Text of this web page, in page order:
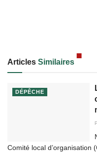
Articles Similaires
DÉPÊCHE
Comité local d’organisation